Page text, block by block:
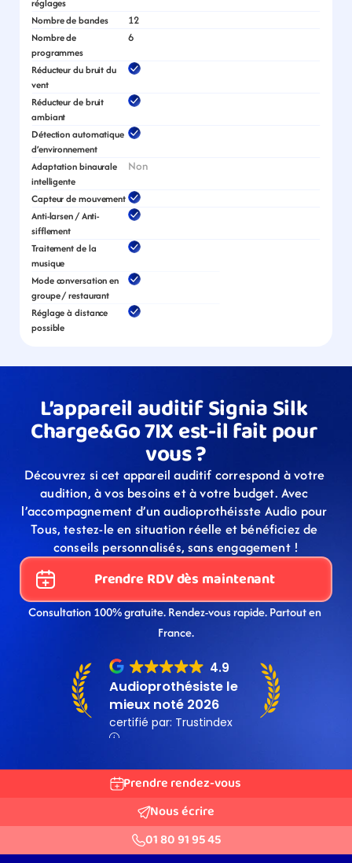
réglages
Nombre de bandes 12
Nombre de
programmes
6
Réducteur du bruit du
vent
Réducteur de bruit
ambiant
Détection automatique
d’environnement
Adaptation binaurale
intelligente
Non
Capteur de mouvement
Anti-larsen / Anti-
sifflement
Traitement de la
musique
Mode conversation en
groupe / restaurant
Réglage à distance
possible
L’appareil auditif Signia Silk
Charge&Go 7IX est-il fait pour
vous ?
Découvrez si cet appareil auditif correspond à votre
audition, à vos besoins et à votre budget. Avec
l’accompagnement d’un audioprothéisste Audio pour
Tous, testez-le en situation réelle et bénéficiez de
conseils personnalisés, sans engagement !
Prendre RDV dès maintenant
Consultation 100% gratuite. Rendez-vous rapide. Partout en
France.
Prendre rendez-vous
Nous écrire
01 80 91 95 45